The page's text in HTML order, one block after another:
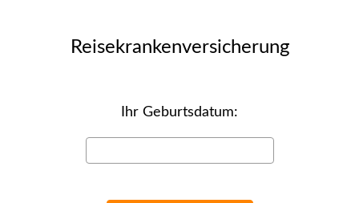
Reise­kranken­ver­si­che­rung
Ihr Geburts­datum: